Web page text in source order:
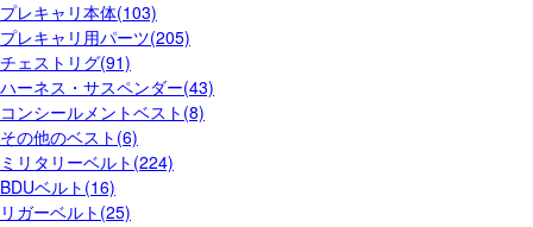
プレキャリ本体(103)
プレキャリ用パーツ(205)
チェストリグ(91)
ハーネス・サスペンダー(43)
コンシールメントベスト(8)
その他のベスト(6)
ミリタリーベルト(224)
BDUベルト(16)
リガーベルト(25)